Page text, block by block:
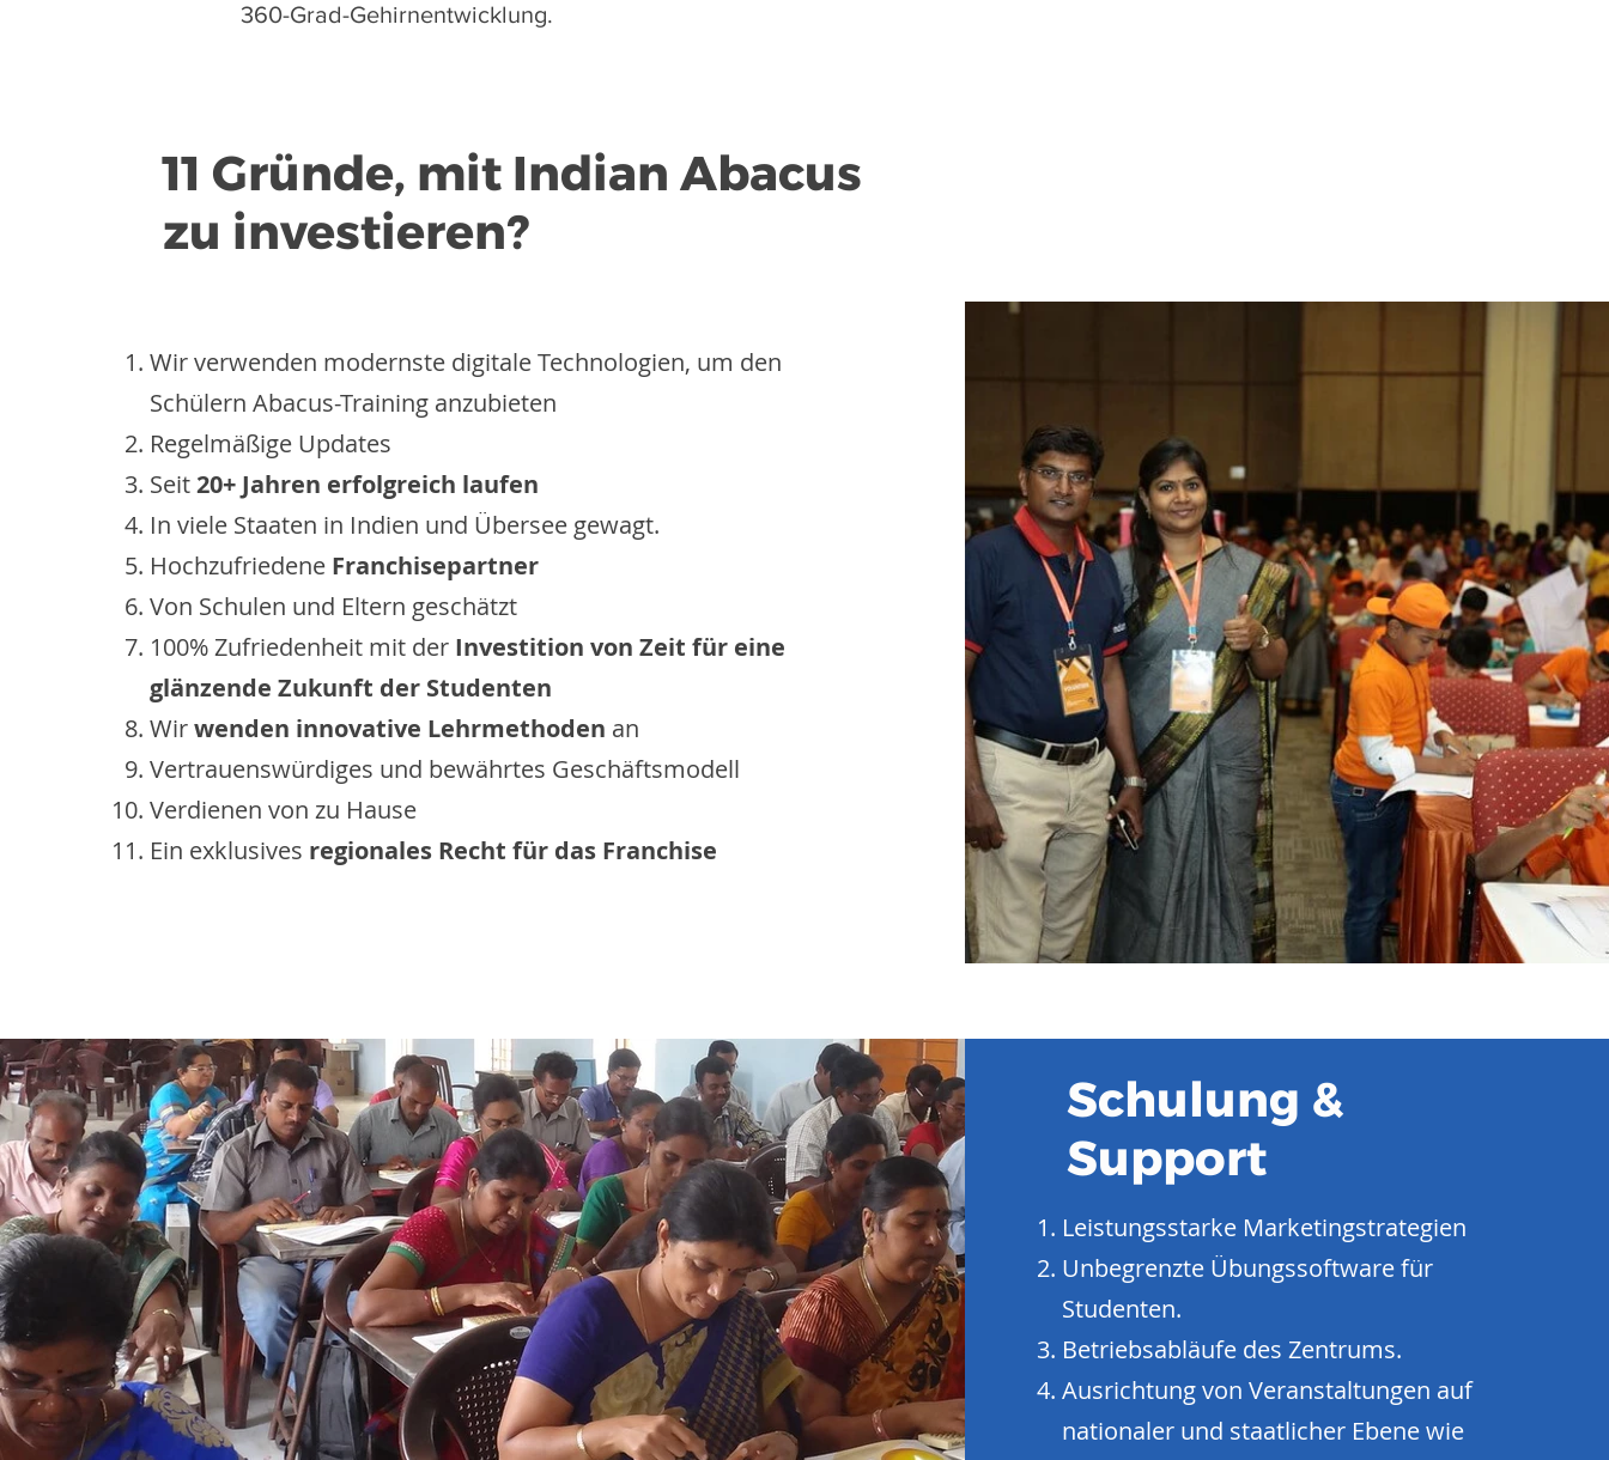
360-Grad-Gehirnentwicklung.
11 Gründe, mit Indian Abacus
zu investieren?
Wir verwenden modernste digitale Technologien, um den
Schülern Abacus-Training anzubieten
Regelmäßige Updates
Seit20+ Jahren erfolgreich laufen
In viele Staaten in Indien und Übersee gewagt.
Hochzufriedene Franchisepartner
Von Schulen und Eltern geschätzt
100% Zufriedenheit mit der Investition von Zeit für eine
glänzende Zukunft der Studenten
Wirwenden innovative Lehrmethoden an
Vertrauenswürdiges und bewährtes Geschäftsmodell
Verdienen von zu Hause
Ein exklusives regionales Recht für das Franchise
Schulung &
Support
Leistungsstarke Marketingstrategien
Unbegrenzte Übungssoftware für
Studenten.
Betriebsabläufe des Zentrums.
Ausrichtung von Veranstaltungen auf
nationaler und staatlicher Ebene wie